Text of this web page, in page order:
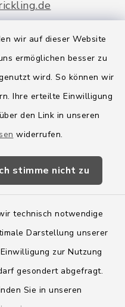
wir auf dieser Website
ermöglichen besser zu
wird. So können wir
Ihre erteilte Einwilligung
den Link in unseren
widerrufen.
stimme nicht zu
technisch notwendige
Darstellung unserer
zur Nutzung
gesondert abgefragt.
Sie in unseren